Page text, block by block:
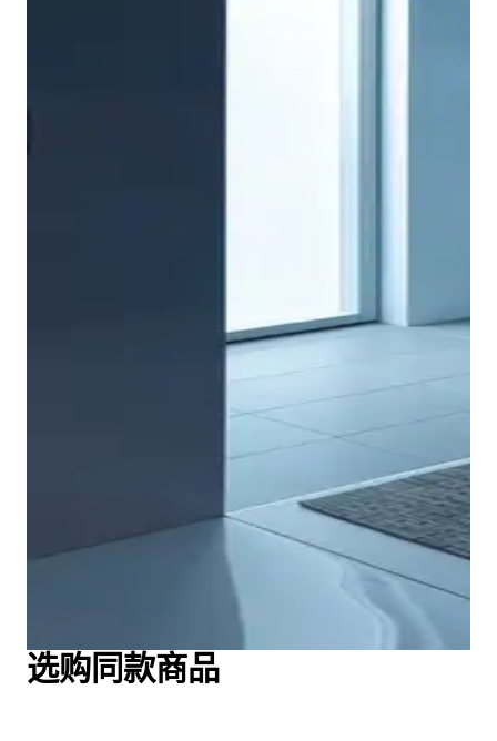
浴室家具领域也以轻盈和简约为主。诀窍在于开放式和封
计有多种颜色可供选择。 双色设计尤为特色，可将柜体
颜色与不同的正面表面相结合。配套的镜子有多种宽度可
供选择，缎面 LED 灯区可提供高达 300 勒克斯的最佳照
明。
DuraStyle 系列座便器也融合了简约的设计风格与卓越的
功能性。平坦的盖板/座圈组合设计格外优雅，可选配自
动缓降功能。 座便器有壁挂式、落地式和靠墙式三种款
式，配备创新的
冲洗技术，可选择隐
藏式或开放式安装。产品选择繁多，几乎适用于所有应用
显示座便器
选购同款商品